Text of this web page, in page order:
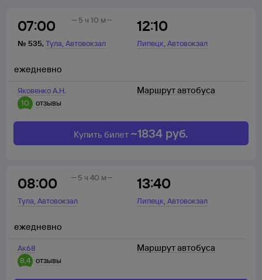
07:00
№ 535, Тула,Автовокзал
12:10
Липецк,Автовокзал
5 ч 10 м
Яковенко А.Н.
10
отзывы
ежедневно
Маршрут автобуса
Купить билет ~1834 руб.
08:00
Тула,Автовокзал
13:40
Липецк,Автовокзал
5 ч 40 м
Ак68
8,4 отзывы
ежедневно
Маршрут автобуса